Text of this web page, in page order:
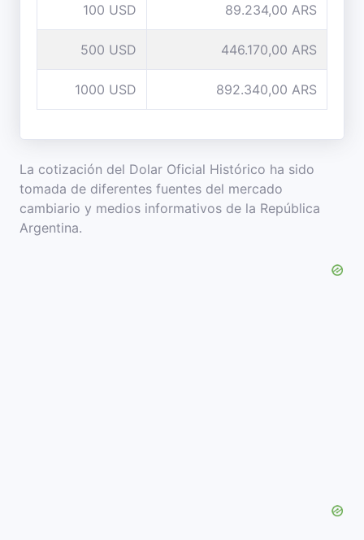
100 USD 89.234,00 ARS
500 USD 446.170,00 ARS
1000 USD 892.340,00 ARS
La cotización del Dolar Oficial Histórico ha sido
tomada de diferentes fuentes del mercado
cambiario y medios informativos de la República
Argentina.